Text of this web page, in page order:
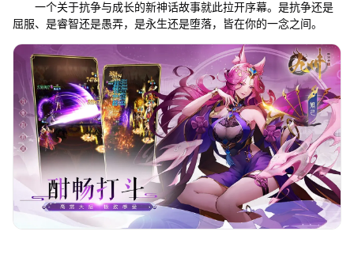
一个关于抗争与成长的新神话故事就此拉开序幕。是抗争还是
屈服、是睿智还是愚弄，是永生还是堕落，皆在你的一念之间。